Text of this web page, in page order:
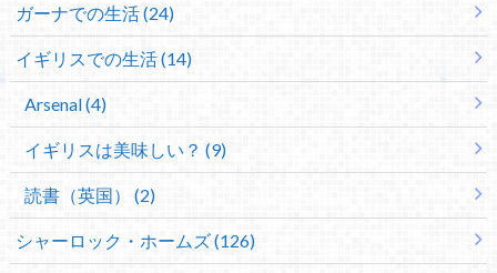
ガーナでの生活 (24)
イギリスでの生活 (14)
Arsenal (4)
イギリスは美味しい？ (9)
読書（英国） (2)
シャーロック・ホームズ (126)